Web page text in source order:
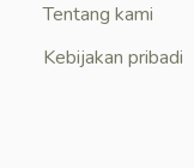
Tentang kami
Kebijakan pribadi